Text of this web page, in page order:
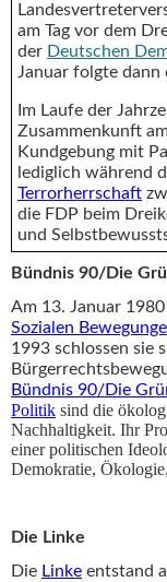
am Tag vor dem
der Deutschen
Januar folgte dann
Im Laufe der
Zusammenkunft
Kundgebung mit
lediglich während
Terrorherrschaft
die FDP beim
und
Bündnis 90/Die
Am 13. Januar
Sozialen
1993 schlossen sie
Bündnis 90/Die
Politik sind die
Nachhaltigkeit. Ihr
einer politischen
Demokratie, Ökologie
Die Linke
Die Linke entstand